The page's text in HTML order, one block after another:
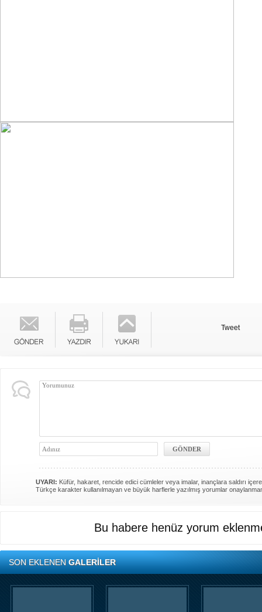
Tweet
UYARI: Küfür, hakaret, rencide edici cümleler veya imalar, inançlara saldırı
Türkçe karakter kullanılmayan ve büyük harflerle yazılmış yorumlar
Bu habere henüz yorum
SON EKLENENGALERİLER